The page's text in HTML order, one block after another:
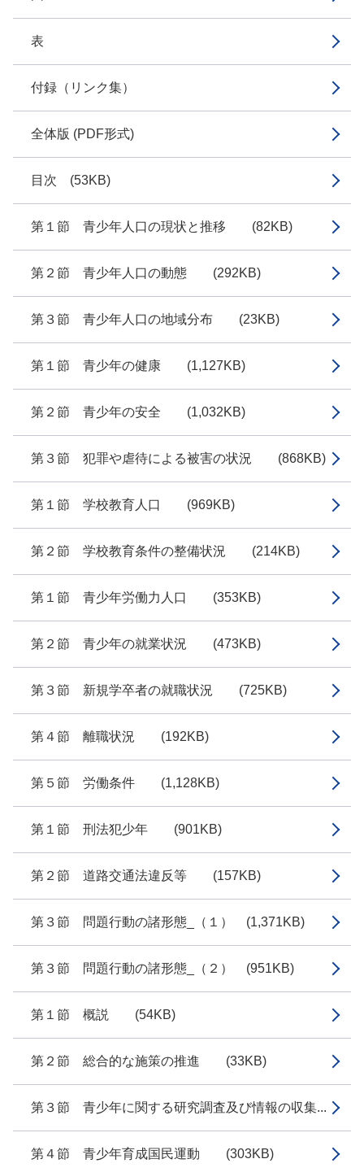
表
付録（リンク集）
全体版 (PDF形式)
目次 (53KB)
第１節 青少年人口の現状と推移 (82KB)
第２節 青少年人口の動態 (292KB)
第３節 青少年人口の地域分布 (23KB)
第１節 青少年の健康 (1,127KB)
第２節 青少年の安全 (1,032KB)
第３節 犯罪や虐待による被害の状況 (868KB)
第１節 学校教育人口 (969KB)
第２節 学校教育条件の整備状況 (214KB)
第１節 青少年労働力人口 (353KB)
第２節 青少年の就業状況 (473KB)
第３節 新規学卒者の就職状況 (725KB)
第４節 離職状況 (192KB)
第５節 労働条件 (1,128KB)
第１節 刑法犯少年 (901KB)
第２節 道路交通法違反等 (157KB)
第３節 問題行動の諸形態_（１） (1,371KB)
第３節 問題行動の諸形態_（２） (951KB)
第１節 概説 (54KB)
第２節 総合的な施策の推進 (33KB)
第３節 青少年に関する研究調査及び情報の収集...
第４節 青少年育成国民運動 (303KB)